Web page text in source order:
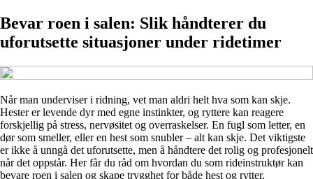
Bevar roen i salen: Slik håndterer du
uforutsette situasjoner under ridetimer
Når man underviser i ridning, vet man aldri helt hva som kan skje.
Hester er levende dyr med egne instinkter, og ryttere kan reagere
forskjellig på stress, nervøsitet og overraskelser. En fugl som letter, en
dør som smeller, eller en hest som snubler – alt kan skje. Det viktigste
er ikke å unngå det uforutsette, men å håndtere det rolig og profesjonelt
når det oppstår. Her får du råd om hvordan du som rideinstruktør kan
bevare roen i salen og skape trygghet for både hest og rytter.